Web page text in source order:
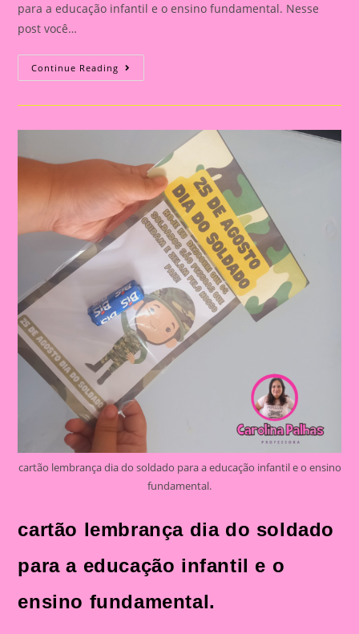
para a educação infantil e o ensino fundamental. Nesse
post você…
Continue Reading Atividade
Dia
Soldado
Com
Soldado
Para
Imprimir
cartão lembrança dia do soldado para a educação infantil e o ensino
fundamental.
cartão lembrança dia do soldado
para a educação infantil e o
ensino fundamental.